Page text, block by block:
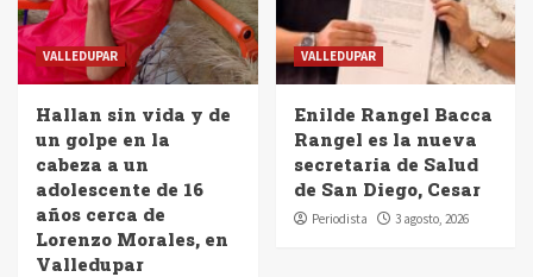
VALLEDUPAR
Hallan sin vida y de
un golpe en la
cabeza a un
adolescente de 16
años cerca de
Lorenzo Morales, en
Valledupar
VALLEDUPAR
Enilde Rangel Bacca
Rangel es la nueva
secretaria de Salud
de San Diego, Cesar
Periodista 3 agosto, 2026